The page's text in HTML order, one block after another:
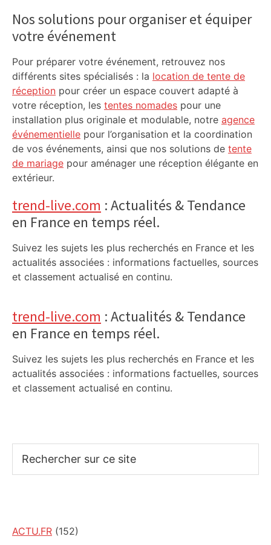
Sidebar
Nos solutions pour organiser et équiper
votre événement
Pour préparer votre événement, retrouvez nos
différents sites spécialisés : la location de tente de
réception pour créer un espace couvert adapté à
votre réception, les tentes nomades pour une
installation plus originale et modulable, notre agence
événementielle pour l’organisation et la coordination
de vos événements, ainsi que nos solutions de tente
de mariage pour aménager une réception élégante en
extérieur.
trend-live.com : Actualités & Tendance
en France en temps réel.
Suivez les sujets les plus recherchés en France et les
actualités associées : informations factuelles, sources
et classement actualisé en continu.
trend-live.com : Actualités & Tendance
en France en temps réel.
Suivez les sujets les plus recherchés en France et les
actualités associées : informations factuelles, sources
et classement actualisé en continu.
sur
ACTU.FR (152)